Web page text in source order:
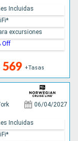
569 +Tasas
Incluidas
excursiones
Off
06/04/2027
Incluidas